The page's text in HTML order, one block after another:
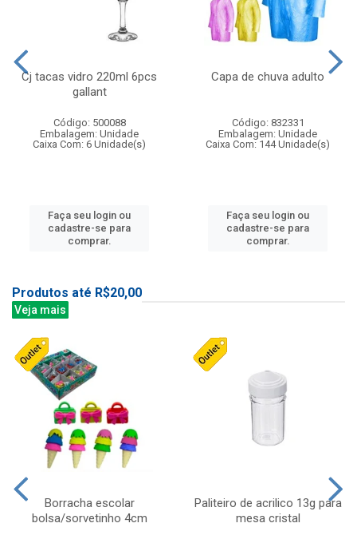
Cj tacas vidro 220ml 6pcs
gallant
Código: 500088
Embalagem: Unidade
Caixa Com: 6 Unidade(s)
Faça seu login ou
cadastre-se para
comprar.
Capa de chuva adulto
Código: 832331
Embalagem: Unidade
Caixa Com: 144 Unidade(s)
Faça seu login ou
cadastre-se para
comprar.
Produtos até R$20,00
Veja mais
Borracha escolar
bolsa/sorvetinho 4cm
Paliteiro de acrilico 13g para
mesa cristal